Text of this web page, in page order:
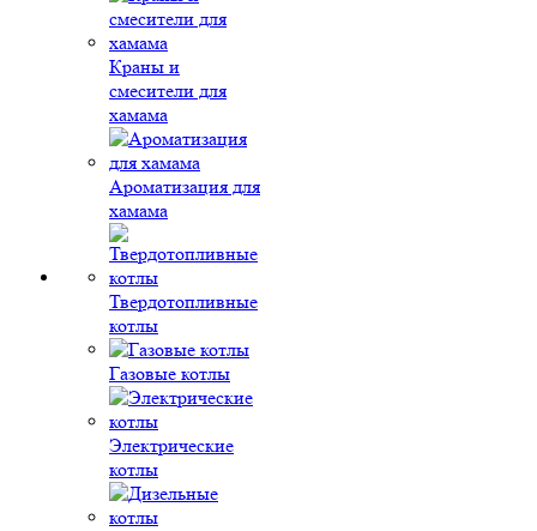
Краны и
смесители для
хамама
Ароматизация для
хамама
Твердотопливные
котлы
Газовые котлы
Электрические
котлы